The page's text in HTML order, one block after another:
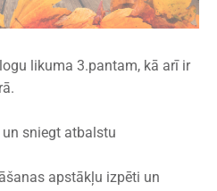
likuma 3.pantam, kā arī ir
sniegt atbalstu
apstākļu izpēti un